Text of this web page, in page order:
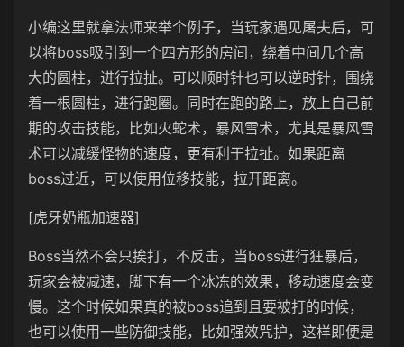
小编这里就拿法师来举个例子，当玩家遇见屠夫后，可
以将boss吸引到一个四方形的房间，绕着中间几个高
大的圆柱，进行拉扯。可以顺时针也可以逆时针，围绕
着一根圆柱，进行跑圈。同时在跑的路上，放上自己前
期的攻击技能，比如火蛇术，暴风雪术，尤其是暴风雪
术可以减缓怪物的速度，更有利于拉扯。如果距离
boss过近，可以使用位移技能，拉开距离。
[虎牙奶瓶加速器]
Boss当然不会只挨打，不反击，当boss进行狂暴后，
玩家会被减速，脚下有一个冰冻的效果，移动速度会变
慢。这个时候如果真的被boss追到且要被打的时候，
也可以使用一些防御技能，比如强效咒护，这样即便是